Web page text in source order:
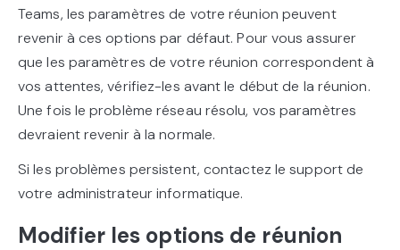
Teams, les paramètres de votre réunion peuvent
revenir à ces options par défaut. Pour vous assurer
que les paramètres de votre réunion correspondent à
vos attentes, vérifiez-les avant le début de la réunion.
Une fois le problème réseau résolu, vos paramètres
devraient revenir à la normale.
Si les problèmes persistent, contactez le support de
votre administrateur informatique.
Modifier les options de réunion